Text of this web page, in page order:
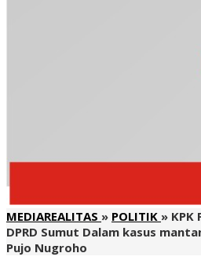
MEDIAREALITAS » POLITIK » KPK
DPRD Sumut Dalam kasus
Pujo Nugroho